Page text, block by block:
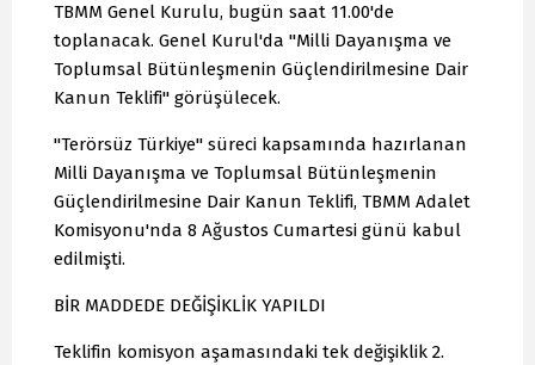
TBMM Genel Kurulu, bugün saat 11.00'de
toplanacak. Genel Kurul'da "Milli Dayanışma ve
Toplumsal Bütünleşmenin Güçlendirilmesine Dair
Kanun Teklifi" görüşülecek.
"Terörsüz Türkiye" süreci kapsamında hazırlanan
Milli Dayanışma ve Toplumsal Bütünleşmenin
Güçlendirilmesine Dair Kanun Teklifi, TBMM Adalet
Komisyonu'nda 8 Ağustos Cumartesi günü kabul
edilmişti.
BİR MADDEDE DEĞİŞİKLİK YAPILDI
Teklifin komisyon aşamasındaki tek değişiklik 2.